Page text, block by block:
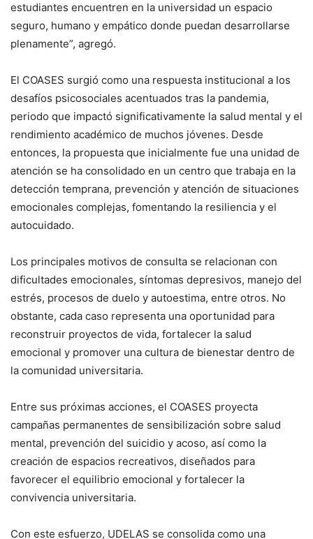
estudiantes encuentren en la universidad un espacio
seguro, humano y empático donde puedan desarrollarse
plenamente”, agregó.
El COASES surgió como una respuesta institucional a los
desafíos psicosociales acentuados tras la pandemia,
periodo que impactó significativamente la salud mental y el
rendimiento académico de muchos jóvenes. Desde
entonces, la propuesta que inicialmente fue una unidad de
atención se ha consolidado en un centro que trabaja en la
detección temprana, prevención y atención de situaciones
emocionales complejas, fomentando la resiliencia y el
autocuidado.
Los principales motivos de consulta se relacionan con
dificultades emocionales, síntomas depresivos, manejo del
estrés, procesos de duelo y autoestima, entre otros. No
obstante, cada caso representa una oportunidad para
reconstruir proyectos de vida, fortalecer la salud
emocional y promover una cultura de bienestar dentro de
la comunidad universitaria.
Entre sus próximas acciones, el COASES proyecta
campañas permanentes de sensibilización sobre salud
mental, prevención del suicidio y acoso, así como la
creación de espacios recreativos, diseñados para
favorecer el equilibrio emocional y fortalecer la
convivencia universitaria.
Con este esfuerzo, UDELAS se consolida como una